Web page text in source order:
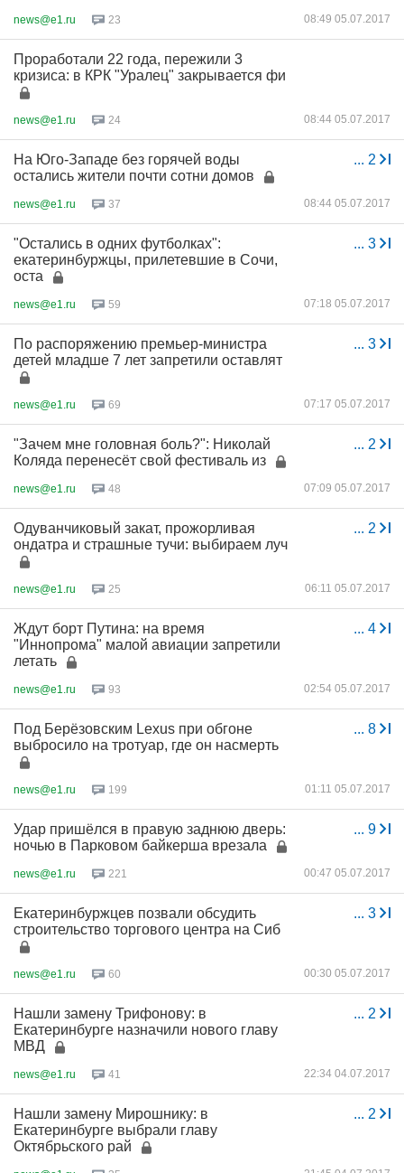
news@e1.ru 23 08:49 05.07.2017
Проработали 22 года, пережили 3
кризиса: в КРК "Уралец" закрывается фи
news@e1.ru 24 08:44 05.07.2017
... 2
На Юго-Западе без горячей воды
остались жители почти сотни домов
news@e1.ru 37 08:44 05.07.2017
... 3
"Остались в одних футболках":
екатеринбуржцы, прилетевшие в Сочи,
оста
news@e1.ru 59 07:18 05.07.2017
... 3
По распоряжению премьер-министра
детей младше 7 лет запретили оставлят
news@e1.ru 69 07:17 05.07.2017
... 2
"Зачем мне головная боль?": Николай
Коляда перенесёт свой фестиваль из
news@e1.ru 48 07:09 05.07.2017
... 2
Одуванчиковый закат, прожорливая
ондатра и страшные тучи: выбираем луч
news@e1.ru 25 06:11 05.07.2017
... 4
Ждут борт Путина: на время
"Иннопрома" малой авиации запретили
летать
news@e1.ru 93 02:54 05.07.2017
... 8
Под Берёзовским Lexus при обгоне
выбросило на тротуар, где он насмерть
news@e1.ru 199 01:11 05.07.2017
... 9
Удар пришёлся в правую заднюю дверь:
ночью в Парковом байкерша врезала
news@e1.ru 221 00:47 05.07.2017
... 3
Екатеринбуржцев позвали обсудить
строительство торгового центра на Сиб
news@e1.ru 60 00:30 05.07.2017
... 2
Нашли замену Трифонову: в
Екатеринбурге назначили нового главу
МВД
news@e1.ru 41 22:34 04.07.2017
... 2
Нашли замену Мирошнику: в
Екатеринбурге выбрали главу
Октябрьского рай